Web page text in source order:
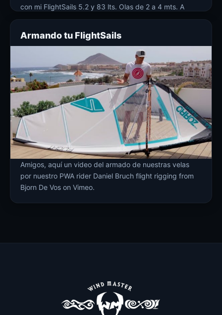
con mi FlightSails 5.2 y 83 lts. Olas de 2 a 4 mts. A
ratos pasado pensando cambiar a 4.7, pero después de
Armando tu FlightSails
Amigos, aquí un video del armado de nuestras velas
por nuestro PWA rider Daniel Bruch flight rigging from
Bjorn De Vos on Vimeo.